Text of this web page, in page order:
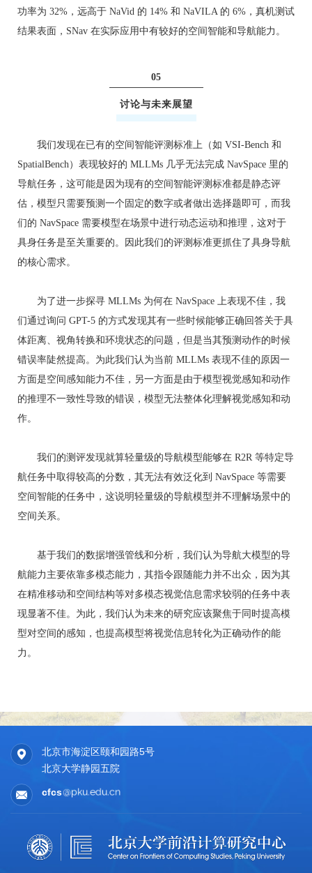
功率为 32%，远高于 NaVid 的 14% 和 NaVILA 的 6%，真机测试
结果表面，SNav 在实际应用中有较好的空间智能和导航能力。
05
讨论与未来展望
我们发现在已有的空间智能评测标准上（如 VSI-Bench 和
SpatialBench）表现较好的 MLLMs 几乎无法完成 NavSpace 里的
导航任务，这可能是因为现有的空间智能评测标准都是静态评
估，模型只需要预测一个固定的数字或者做出选择题即可，而我
们的 NavSpace 需要模型在场景中进行动态运动和推理，这对于
具身任务是至关重要的。因此我们的评测标准更抓住了具身导航
的核心需求。
为了进一步探寻 MLLMs 为何在 NavSpace 上表现不佳，我
们通过询问 GPT-5 的方式发现其有一些时候能够正确回答关于具
体距离、视角转换和环境状态的问题，但是当其预测动作的时候
错误率陡然提高。为此我们认为当前 MLLMs 表现不佳的原因一
方面是空间感知能力不佳，另一方面是由于模型视觉感知和动作
的推理不一致性导致的错误，模型无法整体化理解视觉感知和动
作。
我们的测评发现就算轻量级的导航模型能够在 R2R 等特定导
航任务中取得较高的分数，其无法有效泛化到 NavSpace 等需要
空间智能的任务中，这说明轻量级的导航模型并不理解场景中的
空间关系。
基于我们的数据增强管线和分析，我们认为导航大模型的导
航能力主要依靠多模态能力，其指令跟随能力并不出众，因为其
在精准移动和空间结构等对多模态视觉信息需求较弱的任务中表
现显著不佳。为此，我们认为未来的研究应该聚焦于同时提高模
型对空间的感知，也提高模型将视觉信息转化为正确动作的能
力。
北京市海淀区颐和园路5号
北京大学静园五院
cfcs